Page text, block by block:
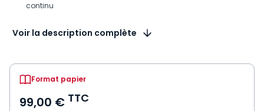
continu
Voir la description complète
Format papier
99,00 € TTC